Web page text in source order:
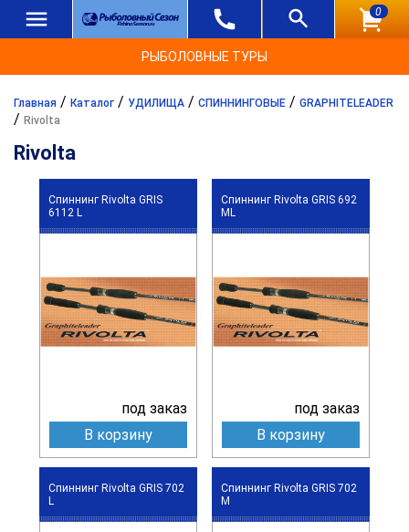
0
РЫБОЛОВНЫЕ ТУРЫ
Главная / Каталог / УДИЛИЩА / СПИННИНГОВЫЕ / GRAPHITELEADER
/ Rivolta
Rivolta
Спиннинг Rivolta GRIS
6112 L
под заказ
В корзину
Спиннинг Rivolta GRIS 692
ML
под заказ
В корзину
Спиннинг Rivolta GRIS 702
L
Спиннинг Rivolta GRIS 702
M